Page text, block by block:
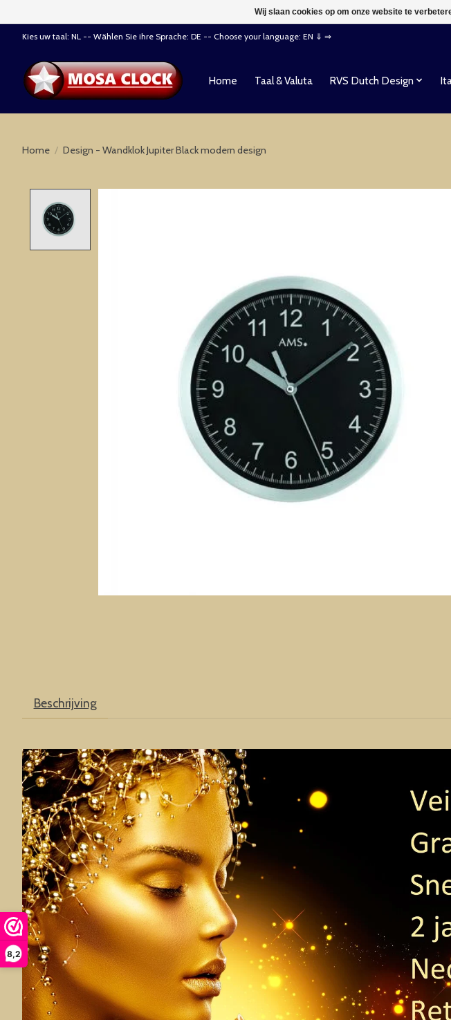
8,2
Kies uw taal: NL -- Wählen Sie ihre Sprache: DE -- Choose your language: EN ⇓ ⇒
Home Taal & Valuta RVS Dutch Design
Home / Design - Wandklok Jupiter Black modern design
Beschrijving
Wij slaan cookies op om onze website te